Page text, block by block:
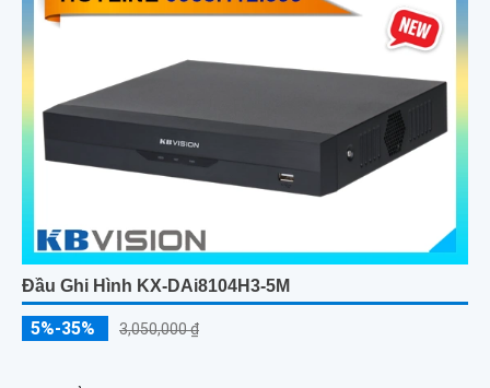
Đầu Ghi Hình KX-DAi8104H3-5M
5%-35% 3,050,000 ₫